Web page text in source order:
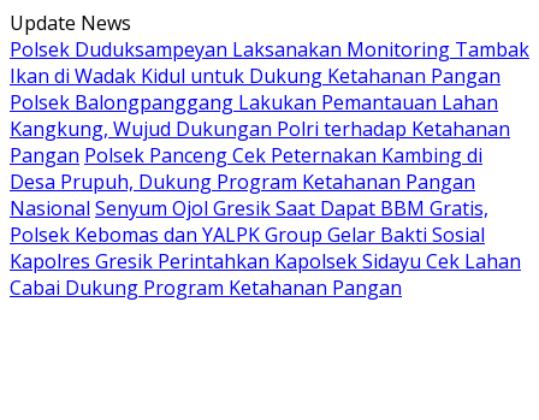
Langsung
ke
konten
Update News
Polsek Duduksampeyan Laksanakan Monitoring Tambak
Ikan di Wadak Kidul untuk Dukung Ketahanan Pangan
Polsek Balongpanggang Lakukan Pemantauan Lahan
Kangkung, Wujud Dukungan Polri terhadap Ketahanan
Pangan Polsek Panceng Cek Peternakan Kambing di
Desa Prupuh, Dukung Program Ketahanan Pangan
Nasional Senyum Ojol Gresik Saat Dapat BBM Gratis,
Polsek Kebomas dan YALPK Group Gelar Bakti Sosial
Kapolres Gresik Perintahkan Kapolsek Sidayu Cek Lahan
Cabai Dukung Program Ketahanan Pangan